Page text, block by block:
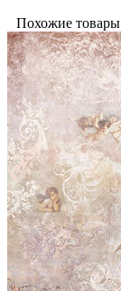
Похожие товары